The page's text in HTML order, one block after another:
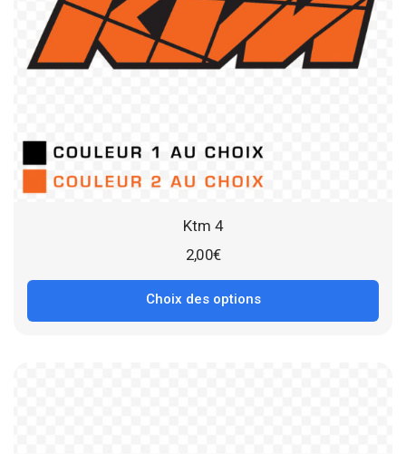
Ktm 4
2,00€
Choix des options